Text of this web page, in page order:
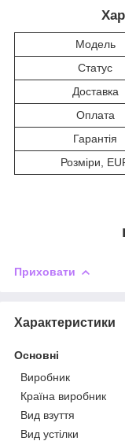
Модель
Статус
Доставка
Оплата
Гарантія
Розміри,
Приховати
Характеристики
Основні
Виробник
Країна виробник
Вид взуття
Вид устілки